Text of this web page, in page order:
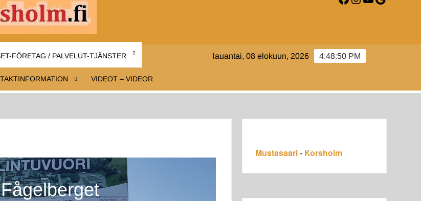
MUSTASAARI-
KORSHOLM.FI
– Information
om Korsholm
FÖRETAG / PALVELUT-TJÄNSTER
VIDEOT – VIDEOR
4:48:51 PM
lauantai, 08 elokuun, 2026
Mustasaari - Korsholm